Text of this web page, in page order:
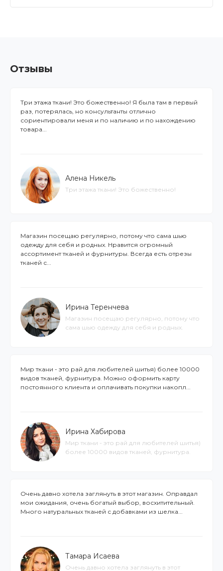
Отзывы
Три этажа ткани! Это божественно! Я была там в первый
раз, потерялась, но консультанты отлично
сориентировали меня и по наличию и по нахождению
товара...
Алена Никель
Три этажа ткани! Это божественно!
Магазин посещаю регулярно, потому что сама шью
одежду для себя и родных. Нравится огромный
ассортимент тканей и фурнитуры. Всегда есть отрезы
тканей с...
Ирина Теренчева
Магазин посещаю регулярно, потому что
сама шью одежду для себя и родных.
Мир ткани - это рай для любителей шитья) более 10000
видов тканей, фурнитура. Можно оформить карту
постоянного клиента и оплачивать покупки накопл...
Ирина Хабирова
Мир ткани - это рай для любителей шитья)
более 10000 видов тканей, фурнитура.
Очень давно хотела заглянуть в этот магазин. Оправдал
мои ожидания, очень богатый выбор, восхитительный.
Много натуральных тканей с добавками из шелка...
Тамара Исаева
Очень давно хотела заглянуть в этот